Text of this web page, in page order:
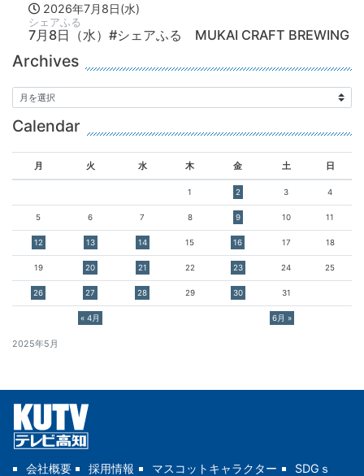
2026年7月8日(水)
シェアふる
7月8日（水）#シェアふる MUKAI CRAFT BREWING
Archives
Calendar
2025年5月
月 火 水 木 金 土 日
« 4月 6月 »
1 2 3 4
5 6 7 8 9 10 11
12 13 14 15 16 17 18
19 20 21 22 23 24 25
26 27 28 29 30 31
会社概要 採用情報 マスコットキャラクター SDGｓ